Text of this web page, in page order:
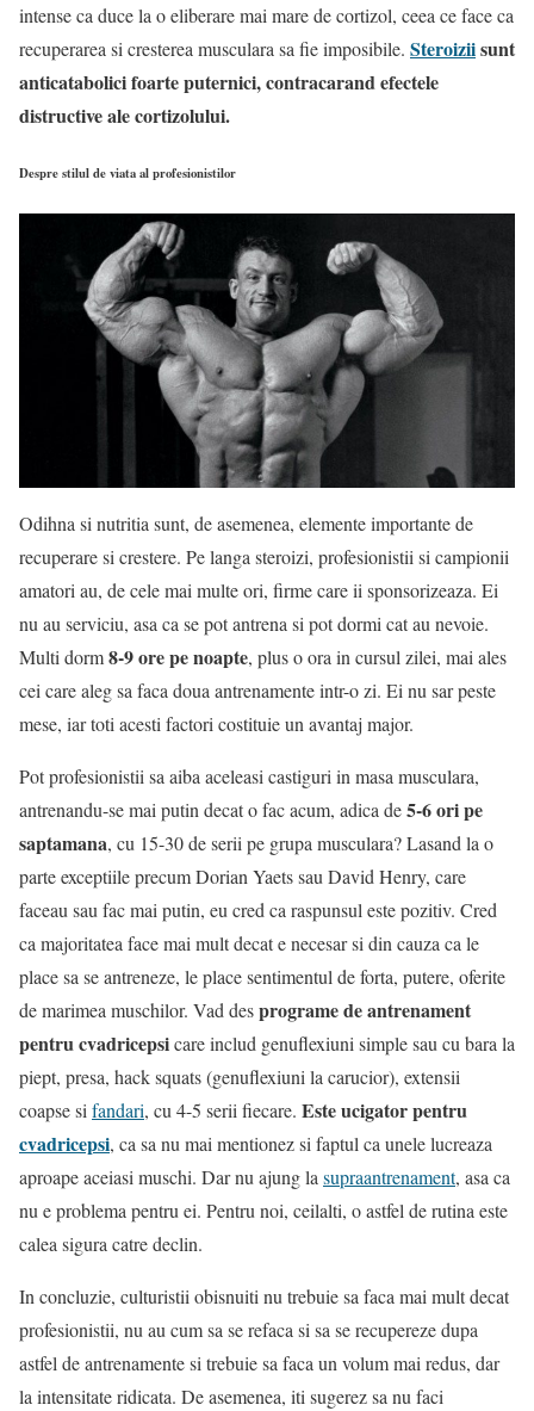
intense ca duce la o eliberare mai mare de cortizol, ceea ce face ca
recuperarea si cresterea musculara sa fie imposibile. Steroiziisunt
anticatabolici foarte puternici, contracarand efectele
distructive ale cortizolului.
Despre stilul de viata al profesionistilor
Odihna si nutritia sunt, de asemenea, elemente importante de
recuperare si crestere. Pe langa steroizi, profesionistii si campionii
amatori au, de cele mai multe ori, firme care ii sponsorizeaza. Ei
nu au serviciu, asa ca se pot antrena si pot dormi cat au nevoie.
Multi dorm8-9 ore pe noapte, plus o ora in cursul zilei, mai ales
cei care aleg sa faca doua antrenamente intr-o zi. Ei nu sar peste
mese, iar toti acesti factori costituie un avantaj major.
Pot profesionistii sa aiba aceleasi castiguri in masa musculara,
antrenandu-se mai putin decat o fac acum, adica de5-6 ori pe
saptamana, cu 15-30 de serii pe grupa musculara? Lasand la o
parte exceptiile precum Dorian Yaets sau David Henry, care
faceau sau fac mai putin, eu cred ca raspunsul este pozitiv. Cred
ca majoritatea face mai mult decat e necesar si din cauza ca le
place sa se antreneze, le place sentimentul de forta, putere, oferite
de marimea muschilor. Vad desprograme de antrenament
pentru cvadricepsicare includ genuflexiuni simple sau cu bara la
piept, presa, hack squats (genuflexiuni la carucior), extensii
coapse si fandari, cu 4-5 serii fiecare. Este ucigator pentru
cvadricepsi, ca sa nu mai mentionez si faptul ca unele lucreaza
aproape aceiasi muschi. Dar nu ajung la supraantrenament, asa ca
nu e problema pentru ei. Pentru noi, ceilalti, o astfel de rutina este
calea sigura catre declin.
In concluzie, culturistii obisnuiti nu trebuie sa faca mai mult decat
profesionistii, nu au cum sa se refaca si sa se recupereze dupa
astfel de antrenamente si trebuie sa faca un volum mai redus, dar
la intensitate ridicata. De asemenea, iti sugerez sa nu faci